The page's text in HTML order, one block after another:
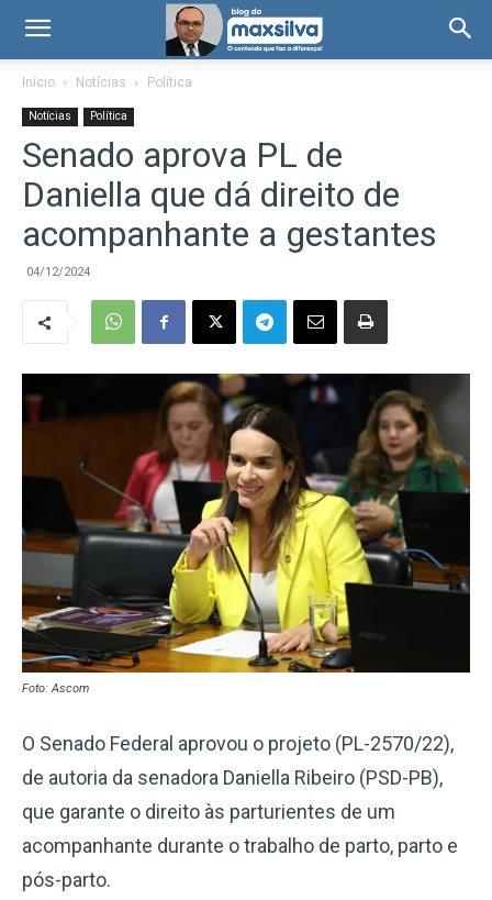
Início Notícias Política
Notícias Política
Senado aprova PL de
Daniella que dá direito de
acompanhante a gestantes
04/12/2024
Foto: Ascom
O Senado Federal aprovou o projeto (PL-2570/22),
de autoria da senadora Daniella Ribeiro (PSD-PB),
que garante o direito às parturientes de um
acompanhante durante o trabalho de parto, parto e
pós-parto.